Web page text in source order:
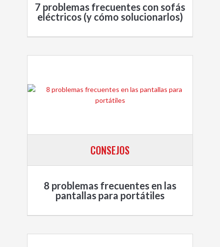
7 problemas frecuentes con sofás
eléctricos (y cómo solucionarlos)
CONSEJOS
8 problemas frecuentes en las
pantallas para portátiles